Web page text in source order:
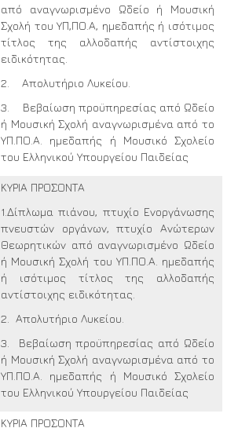
από αναγνωρισμένο Ωδείο ή Μουσική
Σχολή του ΥΠ,ΠΟ.Α, ημεδαπής ή ισότιμος
τίτλος της αλλοδαπής αντίστοιχης
ειδικότητας.
2. Απολυτήριο Λυκείου.
3. Βεβαίωση προϋπηρεσίας από Ωδείο
ή Μουσική Σχολή αναγνωρισμένα από το
ΥΠ.ΠΟ.Α. ημεδαπής ή Μουσικό Σχολείο
του Ελληνικού Υπουργείου Παιδείας
ΚΥΡΙΑ ΠΡΟΣΟΝΤΑ
1.Δίπλωμα πιάνου, πτυχίο Ενοργάνωσης
πνευστών οργάνων, πτυχίο Ανώτερων
Θεωρητικών από αναγνωρισμένο Ωδείο
ή Μουσική Σχολή του ΥΠ.ΠΟ.Α. ημεδαπής
ή ισότιμος τίτλος της αλλοδαπής
αντίστοιχης ειδικότητας.
2. Απολυτήριο Λυκείου.
3. Βεβαίωση προϋπηρεσίας από Ωδείο
ή Μουσική Σχολή αναγνωρισμένα από το
ΥΠ.ΠΟ.Α. ημεδαπής ή Μουσικό Σχολείο
του Ελληνικού Υπουργείου Παιδείας
ΚΥΡΙΑ ΠΡΟΣΟΝΤΑ